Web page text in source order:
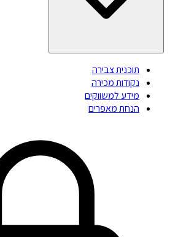
תוכנית צבירה
נקודות מכירה
מידע למשווקים
הנחת מאפרים